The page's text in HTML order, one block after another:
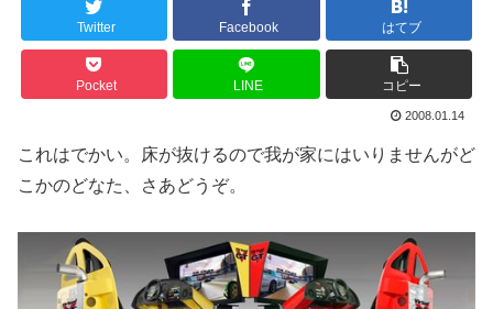
Twitter Facebook はてブ
Pocket LINE コピー
2008.01.14
これはでかい。床が抜けるので我が家にはいりませんがど
こかのどなた、さあどうぞ。